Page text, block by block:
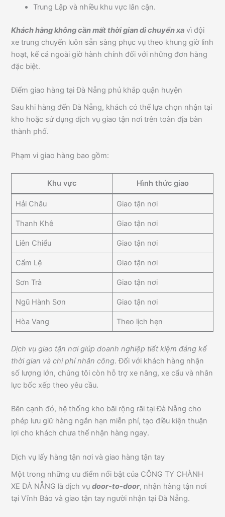
Trung Lập và nhiều khu vực lân cận.
Khách hàng không cần mất thời gian di chuyển xa vì đội
xe trung chuyển luôn sẵn sàng phục vụ theo khung giờ linh
hoạt, kể cả ngoài giờ hành chính đối với những đơn hàng
đặc biệt.
Điểm giao hàng tại Đà Nẵng phủ khắp quận huyện
Sau khi hàng đến Đà Nẵng, khách có thể lựa chọn nhận tại
kho hoặc sử dụng dịch vụ giao tận nơi trên toàn địa bàn
thành phố.
Phạm vi giao hàng bao gồm:
Khu vực Hình thức giao
Hải Châu Giao tận nơi
Thanh Khê Giao tận nơi
Liên Chiểu Giao tận nơi
Cẩm Lệ Giao tận nơi
Sơn Trà Giao tận nơi
Ngũ Hành Sơn Giao tận nơi
Hòa Vang Theo lịch hẹn
Dịch vụ giao tận nơi giúp doanh nghiệp tiết kiệm đáng kể
thời gian và chi phí nhân công. Đối với khách hàng nhận
số lượng lớn, chúng tôi còn hỗ trợ xe nâng, xe cẩu và nhân
lực bốc xếp theo yêu cầu.
Bên cạnh đó, hệ thống kho bãi rộng rãi tại Đà Nẵng cho
phép lưu giữ hàng ngắn hạn miễn phí, tạo điều kiện thuận
lợi cho khách chưa thể nhận hàng ngay.
Dịch vụ lấy hàng tận nơi và giao hàng tận tay
Một trong những ưu điểm nổi bật của CÔNG TY CHÀNH
XE ĐÀ NẴNG là dịch vụdoor-to-door, nhận hàng tận nơi
tại Vĩnh Bảo và giao tận tay người nhận tại Đà Nẵng.